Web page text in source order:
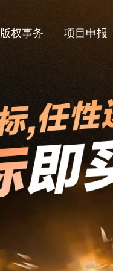
版权事务 项目申报